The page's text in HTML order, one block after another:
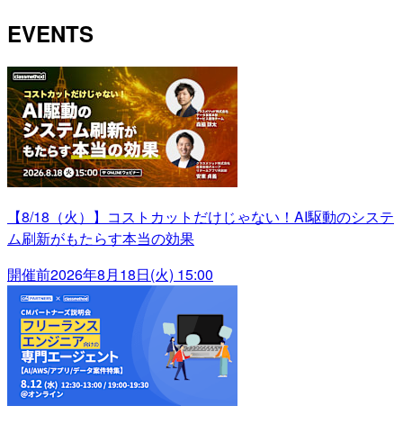
EVENTS
【8/18（火）】コストカットだけじゃない！AI駆動のシステ
ム刷新がもたらす本当の効果
開催前2026年8月18日(火) 15:00